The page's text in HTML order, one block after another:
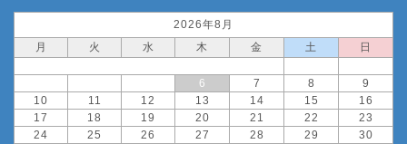
2026年8月
月
火 水 木 金 土
日
6 7 8
9
10
11 12 13 14 15
16
17
18 19 20 21 22
23
24
25 26 27 28 29
30